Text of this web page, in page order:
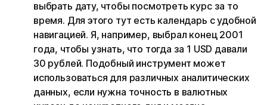
выбрать дату, чтобы посмотреть курс за то
время. Для этого тут есть календарь с удобной
навигацией. Я, например, выбрал конец 2001
года, чтобы узнать, что тогда за 1 USD давали
30 рублей. Подобный инструмент может
использоваться для различных аналитических
данных, если нужна точность в валютных